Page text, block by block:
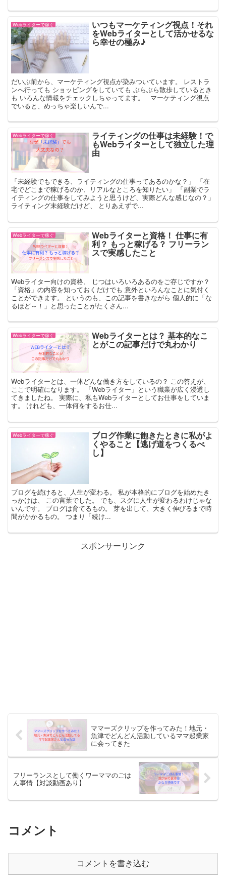
Webライターで稼ぐ いつもマーケティング視点！それ
をWebライターとして活かせるな
ら幸せの極み♪
だいぶ前から、マーケティング視点が染みついています。 レストラ
ンへ行っても ショッピングをしていても ぶらぶら散歩しているとき
も いろんな情報をチェックしちゃってます。 マーケティング視点
でいると、めっちゃ楽しいんで...
Webライターで稼ぐ ライティングの仕事は未経験！で
もWebライターとして独立した理
由
「未経験でもできる、ライティングの仕事ってあるのかな？」 「在
宅でどこまで稼げるのか、リアルなところを知りたい」 「副業でラ
イティングの仕事をしてみようと思うけど、実際どんな感じなの？」
ライティング未経験だけど、 とりあえずで...
Webライターで稼ぐ Webライターと資格！ 仕事に有
利？ もっと稼げる？ フリーラン
スで実感したこと
Webライター向けの資格、 じつはいろいろあるのをご存じですか？
「資格」の内容を知っておくだけでも 意外といろんなことに気付く
ことができます。 というのも、この記事を書きながら 個人的に「な
るほど～！」と思ったことがたくさん...
Webライターで稼ぐ Webライターとは？ 基本的なこ
とがこの記事だけで丸わかり
Webライターとは、一体どんな働き方をしているの？ この答えが、
ここで明確になります。 「Webライター」という職業が広く浸透し
てきましたね。 実際に、私もWebライターとしてお仕事をしていま
す。 けれども、一体何をするお仕...
Webライターで稼ぐ ブログ作業に飽きたときに私がよ
くやること【逃げ道をつくるべ
し】
ブログを続けると、人生が変わる。 私が本格的にブログを始めたき
っかけは、 この言葉でした。 でも、スグに人生が変わるわけじゃな
いんです。 ブログは育てるもの。 芽を出して、大きく伸びるまで時
間がかかるもの。 つまり「続け...
スポンサーリンク
ママーズクリップを作ってみた！地元・
魚津でどんどん活動しているママ起業家
に会ってきた
フリーランスとして働くワーママのごは
ん事情【対談動画あり】
コメント
コメントを書き込む